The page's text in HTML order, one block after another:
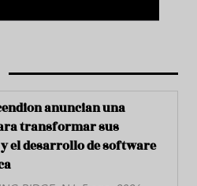
anuncian una
transformar sus
el desarrollo de software